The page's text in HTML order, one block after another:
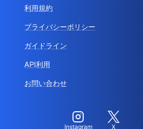
利用規約
プライバシーポリシー
ガイドライン
API利用
お問い合わせ
Instagram X